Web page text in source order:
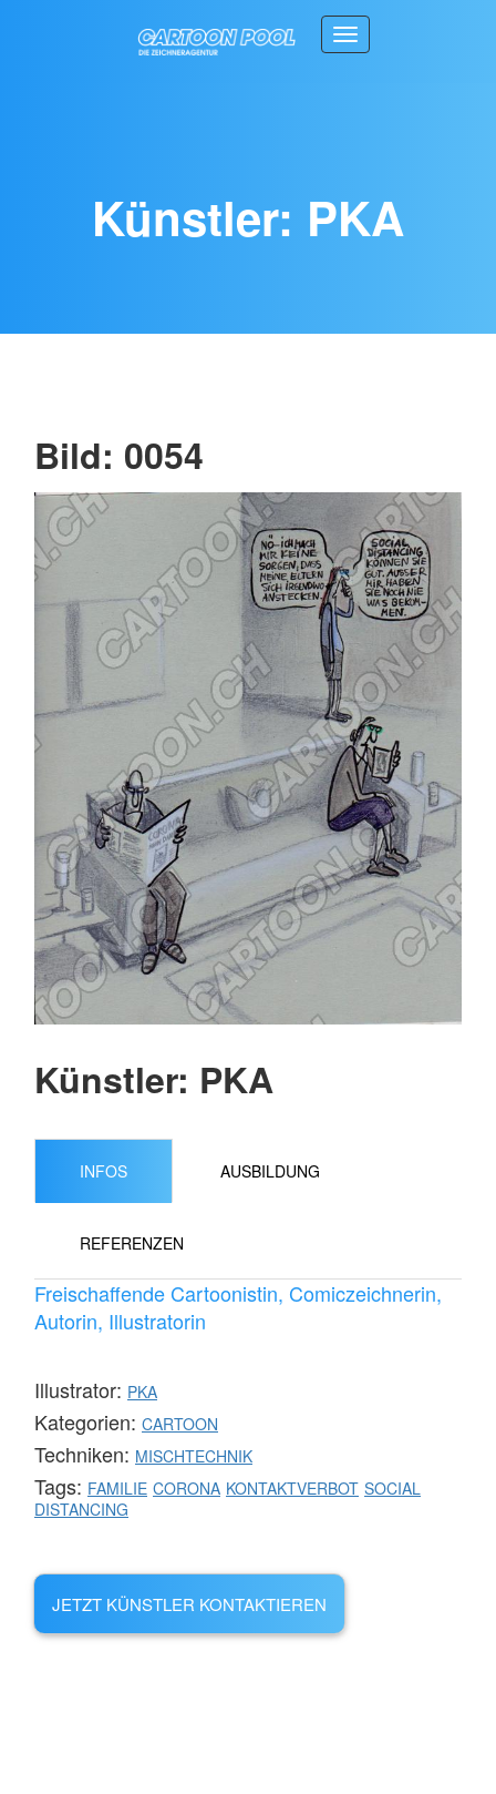
Toggle navigation
Künstler: PKA
Bild: 0054
Künstler: PKA
INFOS AUSBILDUNG
REFERENZEN
Freischaffende Cartoonistin, Comiczeichnerin,
Autorin, Illustratorin
Illustrator: PKA
Kategorien: CARTOON
Techniken: MISCHTECHNIK
Tags: FAMILIE CORONA KONTAKTVERBOT SOCIAL
DISTANCING
JETZT KÜNSTLER KONTAKTIEREN